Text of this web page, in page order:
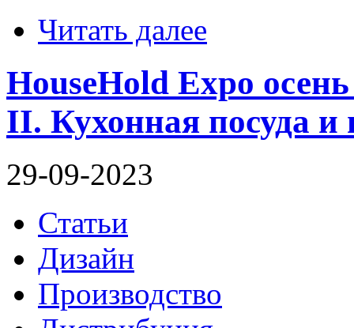
Читать далее
HouseHold Expo
II. Кухонная посуда и
29-09-2023
Статьи
Дизайн
Производство